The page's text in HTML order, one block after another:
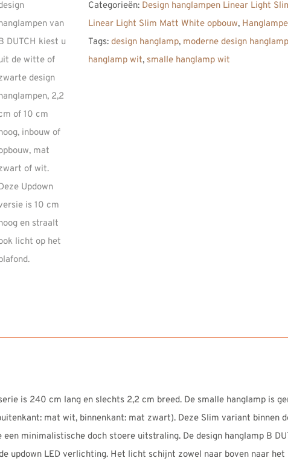
Categorieën: Design hanglampen Linear Light
Linear Light Slim Matt White opbouw,
Tags: design hanglamp, moderne design
hanglamp wit, smalle hanglamp wit
is 240 cm lang en slechts 2,2 cm breed. De smalle hanglamp is
mat wit, binnenkant: mat zwart). Deze Slim variant binnen
minimalistische doch stoere uitstraling. De design hanglamp B
updown LED verlichting. Het licht schijnt zowel naar boven naar het